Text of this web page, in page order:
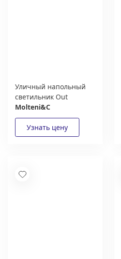
Уличный напольный
светильник Out
Molteni&C